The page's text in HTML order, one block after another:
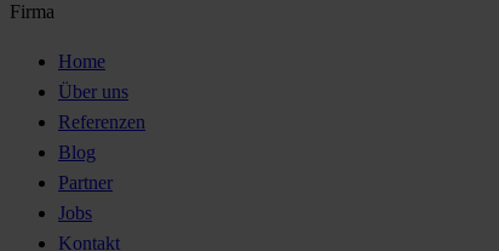
Firma
Home
Über uns
Referenzen
Blog
Partner
Jobs
Kontakt